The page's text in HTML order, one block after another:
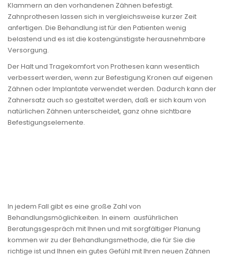
Klammern an den vorhandenen Zähnen befestigt.
Zahnprothesen lassen sich in vergleichsweise kurzer Zeit
anfertigen. Die Behandlung ist für den Patienten wenig
belastend und es ist die kostengünstigste herausnehmbare
Versorgung.
Der Halt und Tragekomfort von Prothesen kann wesentlich
verbessert werden, wenn zur Befestigung Kronen auf eigenen
Zähnen oder Implantate verwendet werden. Dadurch kann der
Zahnersatz auch so gestaltet werden, daß er sich kaum von
natürlichen Zähnen unterscheidet, ganz ohne sichtbare
Befestigungselemente.
In jedem Fall gibt es eine große Zahl von
Behandlungsmöglichkeiten. In einem ausführlichen
Beratungsgespräch mit Ihnen und mit sorgfältiger Planung
kommen wir zu der Behandlungsmethode, die für Sie die
richtige ist und Ihnen ein gutes Gefühl mit Ihren neuen Zähnen